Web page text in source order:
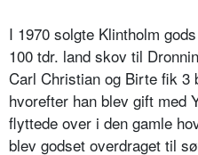
I 1970 solgte Klintholm
100 tdr. land skov til
Carl Christian og Birte fik 3
hvorefter han blev gift med
flyttede over i den gamle
blev godset overdraget til